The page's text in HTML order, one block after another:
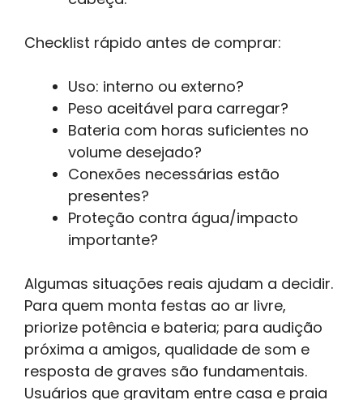
Checklist rápido antes de comprar:
Uso: interno ou externo?
Peso aceitável para carregar?
Bateria com horas suficientes no
volume desejado?
Conexões necessárias estão
presentes?
Proteção contra água/impacto
importante?
Algumas situações reais ajudam a decidir.
Para quem monta festas ao ar livre,
priorize potência e bateria; para audição
próxima a amigos, qualidade de som e
resposta de graves são fundamentais.
Usuários que gravitam entre casa e praia